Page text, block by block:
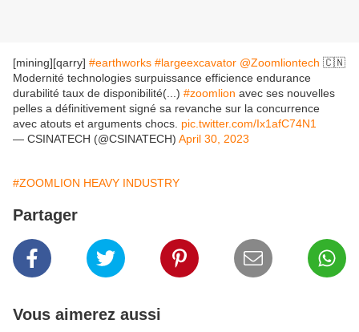
[mining][qarry] #earthworks #largeexcavator @Zoomliontech 🇨🇳
Modernité technologies surpuissance efficience endurance
durabilité taux de disponibilité(...) #zoomlion avec ses nouvelles
pelles a définitivement signé sa revanche sur la concurrence
avec atouts et arguments chocs. pic.twitter.com/Ix1afC74N1
— CSINATECH (@CSINATECH) April 30, 2023
#ZOOMLION HEAVY INDUSTRY
Partager
Vous aimerez aussi